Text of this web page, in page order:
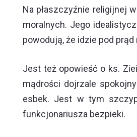
Na płaszczyźnie religijnej
moralnych. Jego
powodują, że idzie pod
Jest też opowieść o ks.
mądrości dojrzale
esbek. Jest w tym
funkcjonariusza bezpieki.